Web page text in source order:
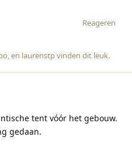
Reageren
, en laurenstpvinden dit leuk.
tent vóór het gebouw.
gedaan.